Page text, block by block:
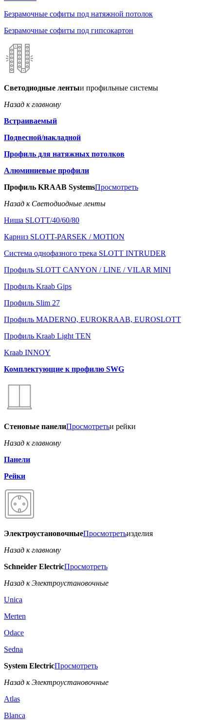
Безрамочные софиты под натяжной потолок
Безрамочные софиты под гипсокартон
Светодиодные лентыи профильные системы
Назад к главному
Встраиваемый
Подвесной/накладной
Профиль для натяжных потолков
Алюминиевые профили
Профиль KRAAB SystemsПросмотреть
Назад к Светодиодные ленты
Ниша SLOTT/40/60/80
Карниз SLOTT-PARSEK / MOTION
Система однофазного трека SLOTT INTRUDER
Профиль SLOTT CANYON / LINE / VILAR MINI
Профиль Kraab Gips
Профиль Slim 27
Профиль MADERNO, EUROKRAAB, EUROSLOTT
Профиль Kraab Light TEN
Kraab INNOY
Комплектующие к профилю SWG
Стеновые панелиПросмотретьи рейки
Назад к главному
Панели
Рейки
ЭлектроустановочныеПросмотретьизделия
Назад к главному
Schneider ElectricПросмотреть
Назад к Электроустановочные
Unica
Merten
Odace
Sedna
System ElectricПросмотреть
Назад к Электроустановочные
Atlas
Blanca